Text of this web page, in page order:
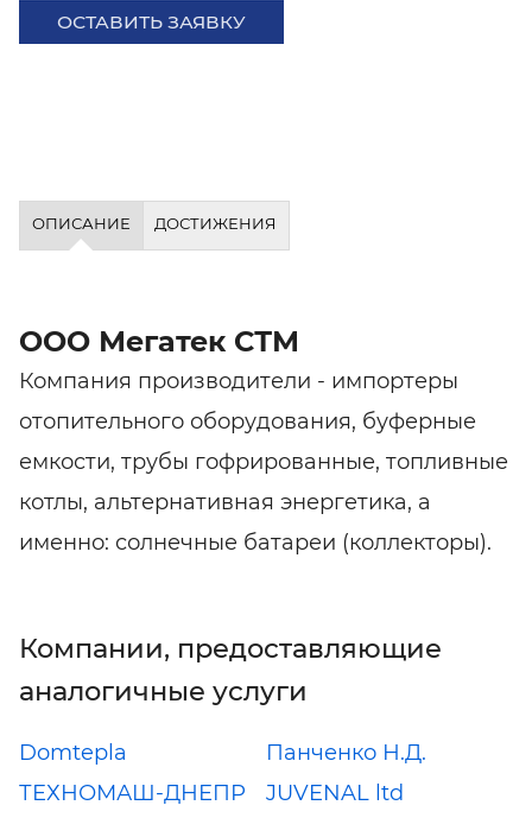
ОСТАВИТЬ ЗАЯВКУ
ОПИСАНИЕ ДОСТИЖЕНИЯ
ООО Мегатек СТМ
Компания производители - импортеры
отопительного оборудования, буферные
емкости, трубы гофрированные, топливные
котлы, альтернативная энергетика, а
именно: солнечные батареи (коллекторы).
Компании, предоставляющие
аналогичные услуги
Domtepla
Панченко Н.Д.
ТЕХНОМАШ-ДНЕПР
JUVENAL ltd